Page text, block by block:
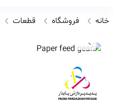
خانه فروشگاه قطعات